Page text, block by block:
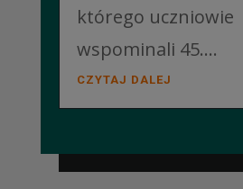
którego uczniowie
wspominali 45....
CZYTAJ DALEJ